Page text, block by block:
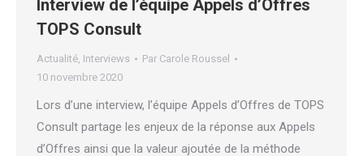
Interview de l’équipe Appels d’Offres
TOPS Consult
Actualité, Interviews Par Carole Roussel
10 novembre 2020
Lors d’une interview, l’équipe Appels d’Offres de TOPS
Consult partage les enjeux de la réponse aux Appels
d’Offres ainsi que la valeur ajoutée de la méthode